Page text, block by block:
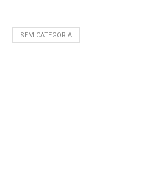
SEM CATEGORIA